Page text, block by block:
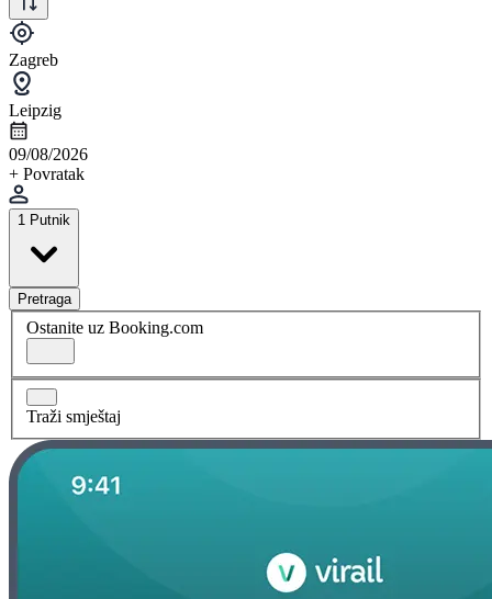
Zagreb
Leipzig
09/08/2026
+ Povratak
1 Putnik
Pretraga
Ostanite uz Booking.com
Traži smještaj